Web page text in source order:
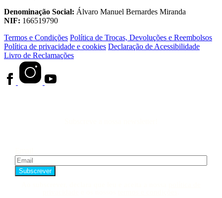
Denominação Social: Álvaro Manuel Bernardes Miranda
NIF: 166519790
Termos e Condições Política de Trocas, Devoluções e Reembolsos
Política de privacidade e cookies Declaração de Acessibilidade
Livro de Reclamações